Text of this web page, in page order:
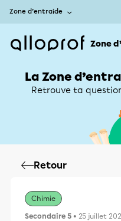
Zone d’entraide
Zone
La Zone
Retrouve ta
Retour
Chimie
Secondaire 5 • 25 juillet